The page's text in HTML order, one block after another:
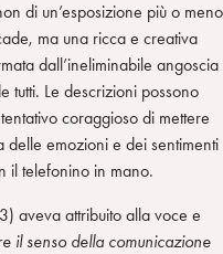
di un’esposizione più o meno
ma una ricca e creativa
dall’ineliminabile angoscia
tutti. Le descrizioni possono
coraggioso di mettere
delle emozioni e dei sentimenti
il telefonino in mano.
aveva attribuito alla voce e
il senso della comunicazione